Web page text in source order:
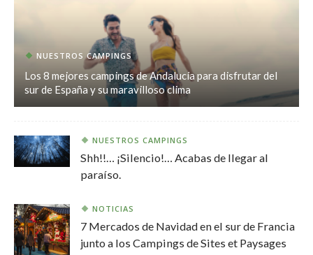
NUESTROS CAMPINGS
Los 8 mejores campings de Andalucía para disfrutar del
sur de España y su maravilloso clima
NUESTROS CAMPINGS
Shh!!… ¡Silencio!… Acabas de llegar al
paraíso.
NOTICIAS
7 Mercados de Navidad en el sur de Francia
junto a los Campings de Sites et Paysages